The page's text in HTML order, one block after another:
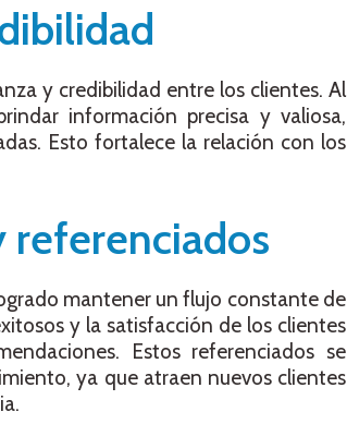
y credibilidad entre los clientes. Al
información precisa y valiosa,
Esto fortalece la relación con los
mantener un flujo constante de
y la satisfacción de los clientes
Estos referenciados se
ya que atraen nuevos clientes